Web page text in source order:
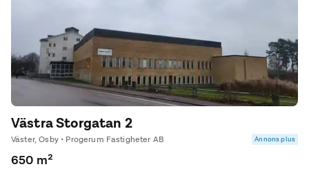
Västra Storgatan 2
Väster, Osby • Progerum Fastigheter AB Annons plus
650 m²